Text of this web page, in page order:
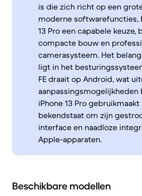
is die zich richt op een
moderne softwarefuncties,
13 Pro een capabele keuze,
compacte bouw en
camerasysteem. Het
ligt in het
FE draait op Android, wat
iPhone 13 Pro gebruikmaakt
bekendstaat om zijn
interface en naadloze
Apple-apparaten.
Beschikbare modellen